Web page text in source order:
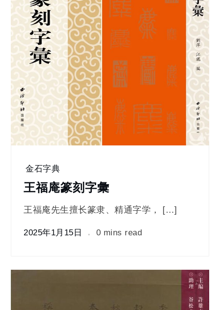
金石字典
王福庵篆刻字彙
王福庵先生擅长篆隶、精通字学， […]
2025年1月15日 0 mins read